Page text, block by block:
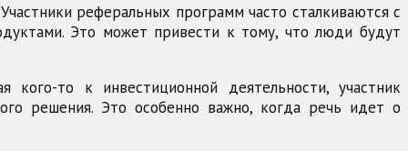
реферальных программ часто сталкиваются с
Это может привести к тому, что люди будут
то к инвестиционной деятельности, участник
решения. Это особенно важно, когда речь идет о